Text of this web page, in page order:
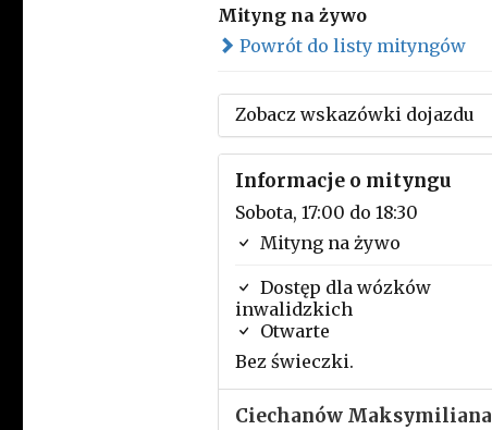
Mityng na żywo
Powrót do listy mityngów
Zobacz wskazówki dojazdu
Informacje o mityngu
Sobota, 17:00 do 18:30
Mityng na żywo
Dostęp dla wózków
inwalidzkich
Otwarte
Bez świeczki.
Ciechanów Maksymiliana